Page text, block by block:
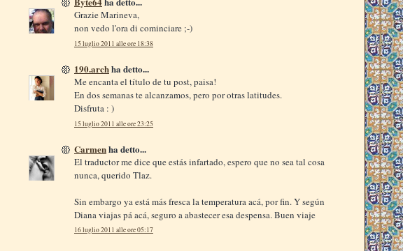
Grazie Marineva,
non vedo l'ora di cominciare ;-)
15 luglio 2011 alle ore 18:38
190.archha detto...
Me encanta el título de tu post, paisa!
En dos semanas te alcanzamos, pero por otras latitudes.
Disfruta : )
15 luglio 2011 alle ore 23:25
Carmenha detto...
El traductor me dice que estás infartado, espero que no sea tal cosa
nunca, querido Tlaz.
Sin embargo ya está más fresca la temperatura acá, por fin. Y según
Diana viajas pá acá, seguro a abastecer esa despensa. Buen viaje
16 luglio 2011 alle ore 05:17